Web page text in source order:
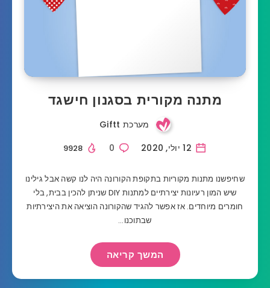
מתנה מקורית בסגנון חישגד
מערכת Giftt
0
שחיפשנו מתנות מקוריות בתקופת הקורונה היה לנו קשה אבל גילינו
שיש המון רעיונות יצירתיים למתנות DIY שניתן להכין בבית, בלי
חומרים מיוחדים. אז אפשר להגיד שהקורונה הוציאה את היצירתיות
שבתוכנו…
המשך קריאה